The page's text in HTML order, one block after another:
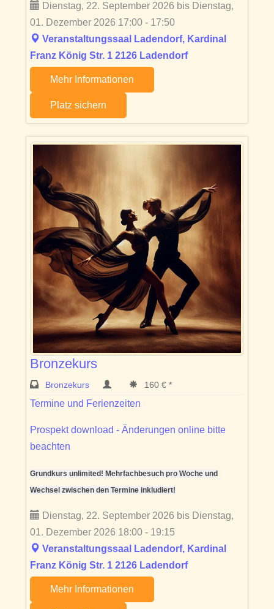
Dienstag, 22. September 2026 bis Dienstag,
01. Dezember 2026 17:00 - 17:50
Veranstaltungssaal Ladendorf, Kardinal
Franz König Str. 1 2126 Ladendorf
Mehr Informationen
Platz sichern
Bronzekurs
Bronzekurs 160 € *
Termine und Ferienzeiten
Prospekt download - Änderungen online bitte
beachten
Grundkurs unlimited! Mehrfachbesuch pro Woche und
Wechsel zwischen den Termine inkludiert!
Dienstag, 22. September 2026 bis Dienstag,
01. Dezember 2026 18:00 - 19:15
Veranstaltungssaal Ladendorf, Kardinal
Franz König Str. 1 2126 Ladendorf
Mehr Informationen